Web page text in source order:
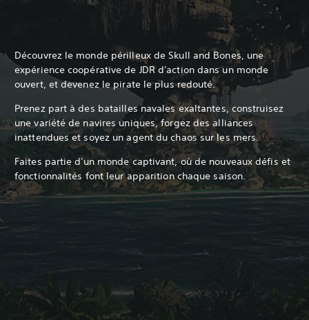
Découvrez le monde périlleux de Skull and Bones, une
expérience coopérative de JDR d'action dans un monde
ouvert, et devenez le pirate le plus redouté.
Prenez part à des batailles navales exaltantes, construisez
une variété de navires uniques, forgez des alliances
inattendues et soyez un agent du chaos sur les mers.
Faites partie d'un monde captivant, où de nouveaux défis et
fonctionnalités font leur apparition chaque saison.